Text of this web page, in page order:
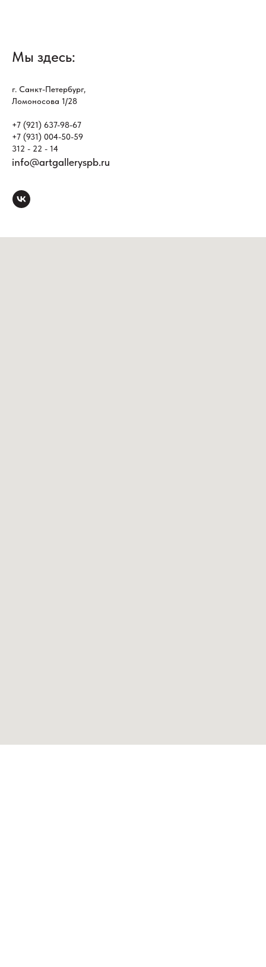
Мы здесь:
г. Санкт-Петербург,
Ломоносова 1/28
+7 (921) 637-98-67
+7 (931) 004-50-59
312 - 22 - 14
info@artgalleryspb.ru